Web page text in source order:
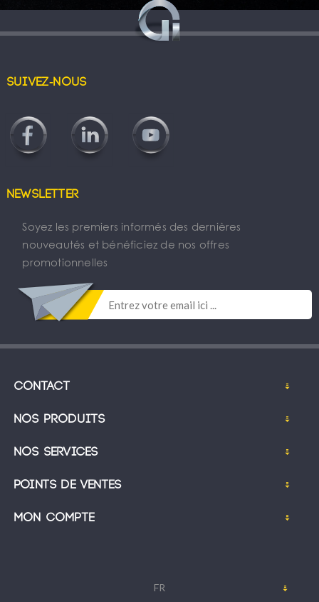
Suivez-nous
Newsletter
Soyez les premiers informés des dernières
nouveautés et bénéficiez de nos offres
promotionnelles
Contact
Nos produits
Nos services
Points de ventes
Mon compte
FR